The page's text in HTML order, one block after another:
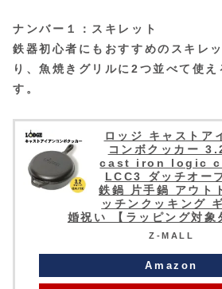
ナンバー１：スキレット
鉄器初心者にもおすすめのスキレ
り、魚焼きグリルに2つ並べて使
す。
ロッジ キャストア
コンボクッカー
cast iron logic
LCC3 ダッチオー
鉄鍋 片手鍋 アウト
ッチンクッキング
婚祝い 【ラッピング対
Z-MALL
Amazon